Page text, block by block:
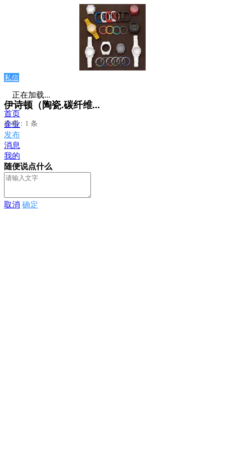
私信
伊诗顿（陶瓷.碳纤维...
发布：1 条
正在加载...
首页
企业
发布
消息
我的
随便说点什么
取消 确定